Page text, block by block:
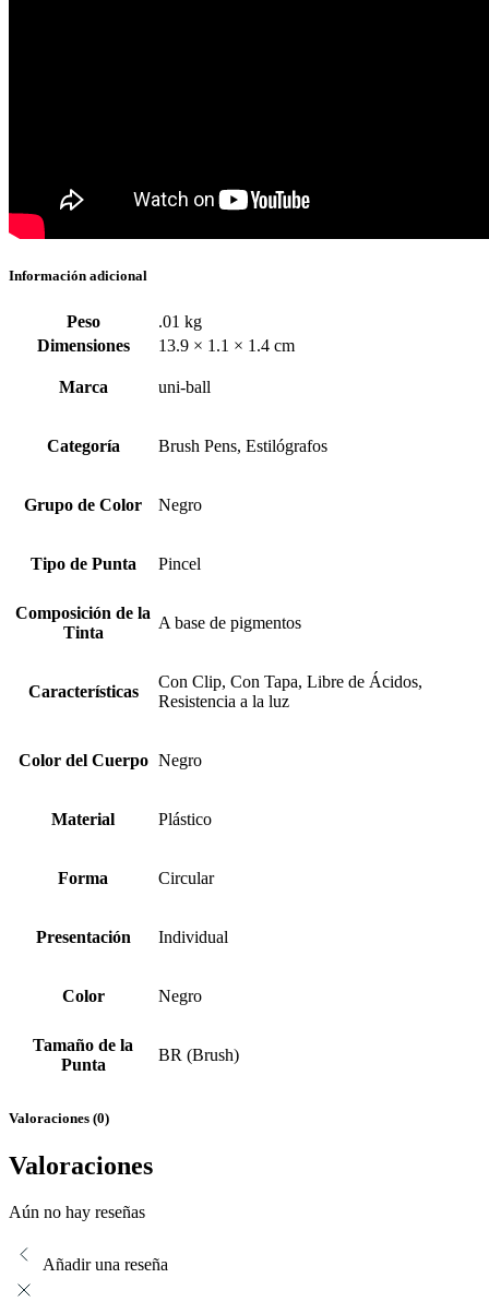
Información adicional
Peso
.01 kg
Dimensiones
13.9 × 1.1 × 1.4 cm
Marca uni-ball
Categoría Brush Pens, Estilógrafos
Grupo de Color Negro
Tipo de Punta Pincel
Composición de la
Tinta
A base de pigmentos
Características
Con Clip, Con Tapa, Libre de Ácidos,
Resistencia a la luz
Color del Cuerpo Negro
Material Plástico
Forma Circular
Presentación Individual
Color Negro
Tamaño de la
Punta
BR (Brush)
Valoraciones (0)
Valoraciones
Aún no hay reseñas
Añadir una reseña